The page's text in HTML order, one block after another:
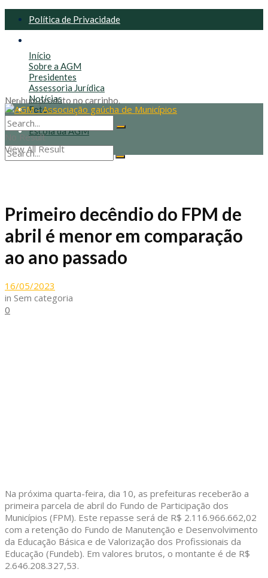
Política de Privacidade
Nenhum produto no carrinho.
Início
Sobre a AGM
Presidentes
Assessoria Jurídica
Notícias
Fotos
Contato
Escola da AGM
No Result
View All Result
Primeiro decêndio do FPM de
abril é menor em comparação
ao ano passado
16/05/2023
in Sem categoria
0
Na próxima quarta-feira, dia 10, as prefeituras receberão a
primeira parcela de abril do Fundo de Participação dos
Municípios (FPM). Este repasse será de R$ 2.116.966.662,02
com a retenção do Fundo de Manutenção e Desenvolvimento
da Educação Básica e de Valorização dos Profissionais da
Educação (Fundeb). Em valores brutos, o montante é de R$
2.646.208.327,53.